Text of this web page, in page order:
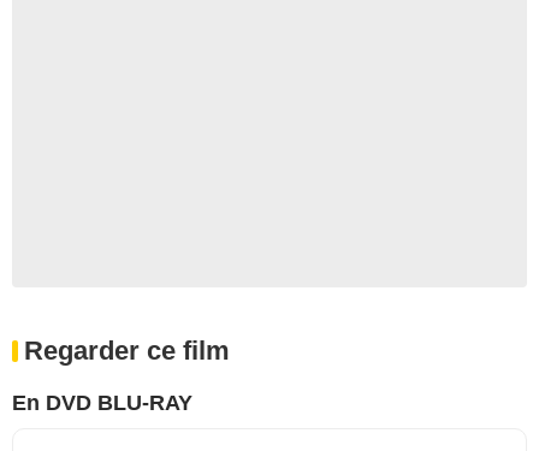
Regarder ce film
En DVD BLU-RAY